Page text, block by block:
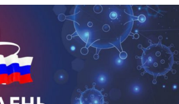
района РА